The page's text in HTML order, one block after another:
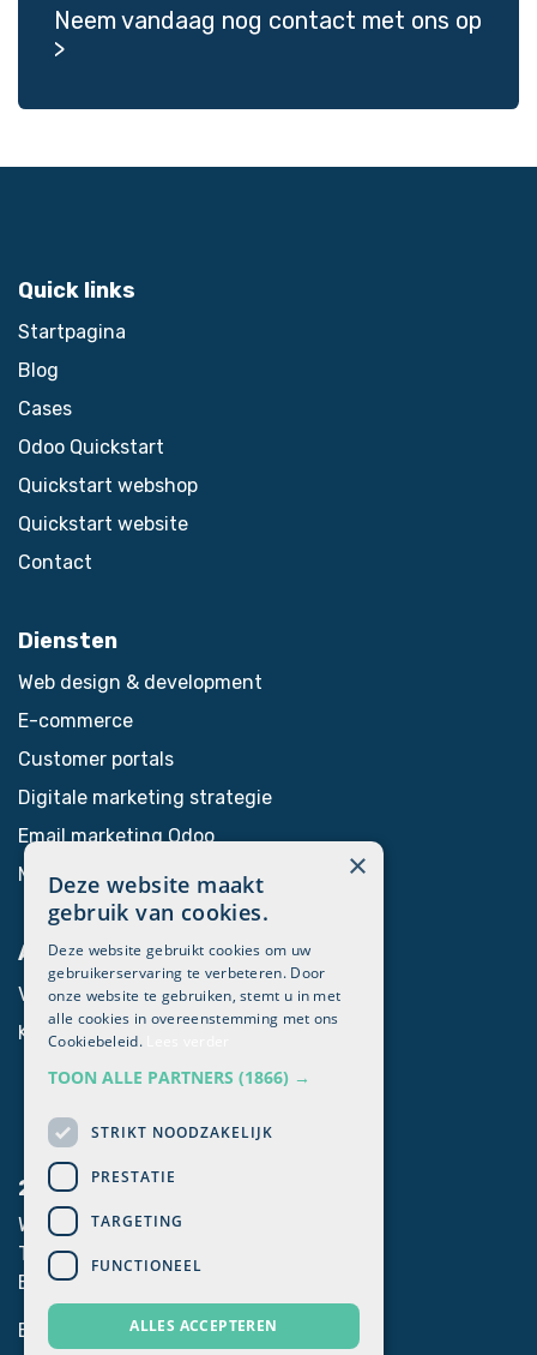
Neem vandaag nog contact met ons op
>
Quick links
Startpagina
Blog
Cases
Odoo Quickstart
Quickstart webshop
Quickstart website
Contact
Diensten
Web design & development
E-commerce
Customer portals
Digitale marketing strategie
Email marketing Odoo
Marketing automation​
Algemeen
Voor Odoo partners
Klanten login
2mprove
Westlaan 470, 8800 Roeselare
T. +32 051 62 33 06
E. info@2mprove.be
BTW BE0792.345.389
×
Deze website maakt
gebruik van cookies.
Deze website gebruikt cookies om uw
gebruikerservaring te verbeteren. Door
onze website te gebruiken, stemt u in met
alle cookies in overeenstemming met ons
Cookiebeleid.
TOON ALLE PARTNERS (1866) →
STRIKT NOODZAKELIJK
PRESTATIE
TARGETING
FUNCTIONEEL
ALLES ACCEPTEREN